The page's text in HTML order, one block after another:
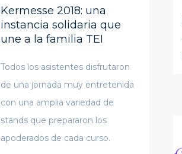
Kermesse 2018: una
instancia solidaria que
une a la familia TEI
Todos los asistentes disfrutaron
de una jornada muy entretenida
con una amplia variedad de
stands que prepararon los
apoderados de cada curso.